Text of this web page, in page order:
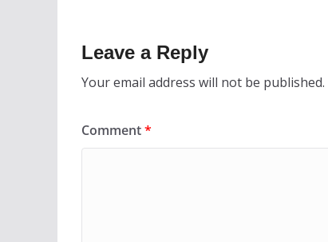
Leave a Reply
Your email address will not be published.
Comment*